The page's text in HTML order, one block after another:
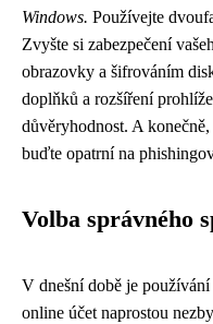
Windows. Používejte
Zvyšte si zabezpečení
obrazovky a šifrováním
doplňků a rozšíření
důvěryhodnost. A
buďte opatrní na
Volba správného
V dnešní době je
online účet naprostou